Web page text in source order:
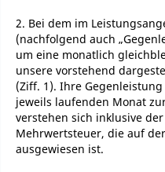
2. Bei dem im
(nachfolgend auch
um eine monatlich
unsere vorstehend
(Ziff. 1). Ihre
jeweils laufenden Monat
verstehen sich inklusive
Mehrwertsteuer, die auf
ausgewiesen ist.